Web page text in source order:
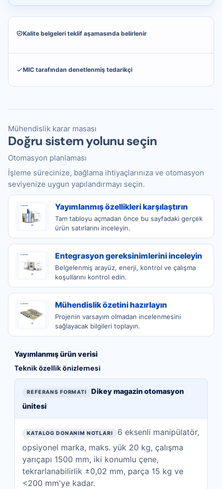
Kalite belgeleri teklif aşamasında belirlenir
MIC tarafından denetlenmiş tedarikçi
Mühendislik karar masası
Doğru sistem yolunu seçin
Otomasyon planlaması
İşleme sürecinize, bağlama ihtiyaçlarınıza ve otomasyon
seviyenize uygun yapılandırmayı seçin.
Yayımlanmış özellikleri karşılaştırın
Tam tabloyu açmadan önce bu sayfadaki gerçek
ürün satırlarını inceleyin.
Entegrasyon gereksinimlerini inceleyin
Belgelenmiş arayüz, enerji, kontrol ve çalışma
koşullarını kontrol edin.
Mühendislik özetini hazırlayın
Projenin varsayım olmadan incelenmesini
sağlayacak bilgileri toplayın.
Yayımlanmış ürün verisi
Teknik özellik önizlemesi
Bu sayfada yayımlanan teknik özelliklerin önizlemesi
KATALOG DONANIM NOTLARI
Dikey magazin otomasyon
ünitesi
6 eksenli manipülatör,
opsiyonel marka, maks. yük 20 kg, çalışma
yarıçapı 1500 mm, iki konumlu çene,
tekrarlanabilirlik ±0,02 mm, parça 15 kg ve
<200 mm'ye kadar.